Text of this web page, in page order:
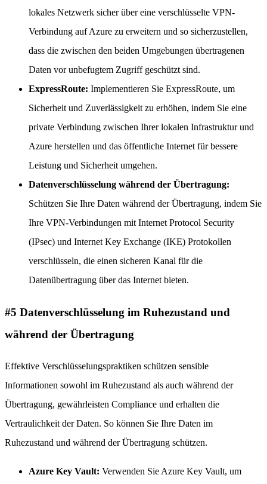
lokales Netzwerk sicher über eine verschlüsselte VPN-
Verbindung auf Azure zu erweitern und so sicherzustellen,
dass die zwischen den beiden Umgebungen übertragenen
Daten vor unbefugtem Zugriff geschützt sind.
ExpressRoute: Implementieren Sie ExpressRoute, um
Sicherheit und Zuverlässigkeit zu erhöhen, indem Sie eine
private Verbindung zwischen Ihrer lokalen Infrastruktur und
Azure herstellen und das öffentliche Internet für bessere
Leistung und Sicherheit umgehen.
Datenverschlüsselung während der Übertragung:
Schützen Sie Ihre Daten während der Übertragung, indem Sie
Ihre VPN-Verbindungen mit Internet Protocol Security
(IPsec) und Internet Key Exchange (IKE) Protokollen
verschlüsseln, die einen sicheren Kanal für die
Datenübertragung über das Internet bieten.
#5 Datenverschlüsselung im Ruhezustand und
während der Übertragung
Effektive Verschlüsselungspraktiken schützen sensible
Informationen sowohl im Ruhezustand als auch während der
Übertragung, gewährleisten Compliance und erhalten die
Vertraulichkeit der Daten. So können Sie Ihre Daten im
Ruhezustand und während der Übertragung schützen.
Azure Key Vault: Verwenden Sie Azure Key Vault, um